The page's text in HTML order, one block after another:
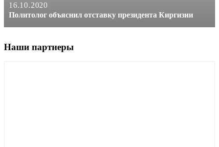
16.10.2020
Политолог объяснил отставку президента Киргизии
Наши партнеры